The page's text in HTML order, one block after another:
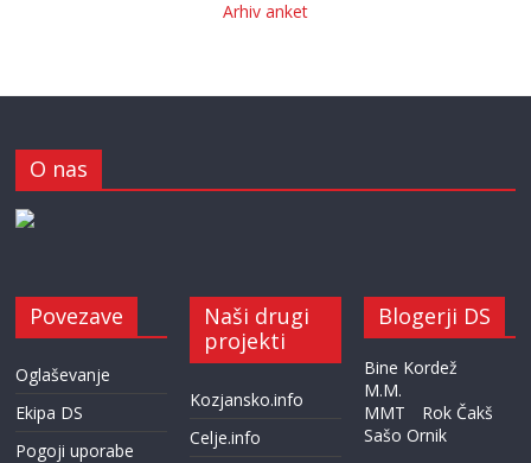
Arhiv anket
O nas
Povezave
Oglaševanje
Ekipa DS
Pogoji uporabe
Naši drugi
projekti
Kozjansko.info
Celje.info
Blogerji DS
Bine Kordež
M.M.
MMT
Rok Čakš
Sašo Ornik